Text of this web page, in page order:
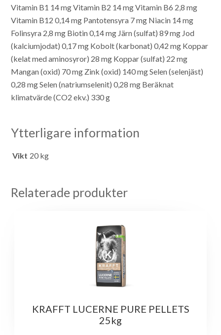
Vitamin B1 14 mgVitamin B2 14 mgVitamin B6 2,8 mg
Vitamin B12 0,14 mg Pantotensyra 7 mg Niacin 14 mg
Folinsyra 2,8 mg Biotin 0,14 mg Järn (sulfat) 89 mg Jod
(kalciumjodat) 0,17 mg Kobolt (karbonat) 0,42 mg Koppar
(kelat med aminosyror) 28 mg Koppar (sulfat) 22 mg
Mangan (oxid) 70 mg Zink (oxid) 140 mgSelen (selenjäst)
0,28 mgSelen (natriumselenit) 0,28 mg Beräknat
klimatvärde (CO2 ekv.) 330 g
Ytterligare information
Vikt 20 kg
Relaterade produkter
KRAFFT LUCERNE PURE PELLETS
25kg